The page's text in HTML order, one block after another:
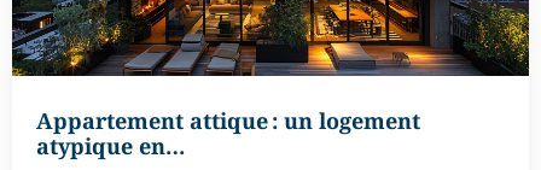
Appartement attique : un logement
atypique en…